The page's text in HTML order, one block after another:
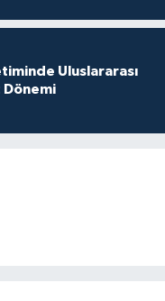
Uluslararası